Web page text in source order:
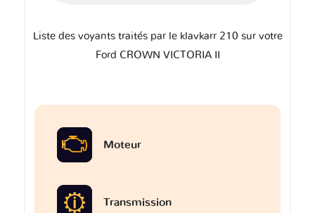
Liste des voyants traités par le klavkarr 210 sur votre
Ford CROWN VICTORIA II
Moteur
Transmission